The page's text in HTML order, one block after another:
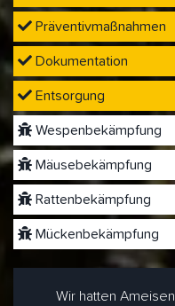
Präventivmaßnahmen
Dokumentation
Entsorgung
Wespenbekämpfung
Mäusebekämpfung
Rattenbekämpfung
Mückenbekämpfung
Wir hatten